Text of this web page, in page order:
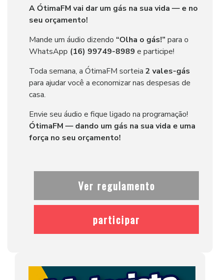
A ÓtimaFM vai dar um gás na sua vida — e no
seu orçamento!
Mande um áudio dizendo “Olha o gás!” para o
WhatsApp (16) 99749-8989 e participe!
Toda semana, a ÓtimaFM sorteia 2 vales-gás
para ajudar você a economizar nas despesas de
casa.
Envie seu áudio e fique ligado na programação!
ÓtimaFM — dando um gás na sua vida e uma
força no seu orçamento!
Ver regulamento
participar